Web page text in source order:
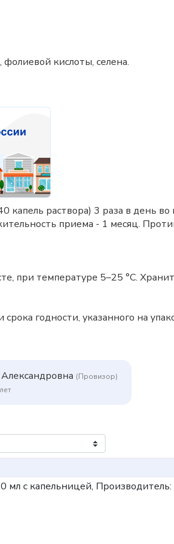
кислоты, селена.
капель раствора) 3 раза в день
приема - 1 месяц.
при температуре 5–25 °C.
годности, указанного на
(Провизор)
мл с капельницей,